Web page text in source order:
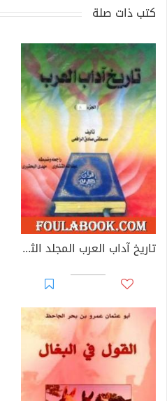
كتب ذات صلة
تاريخ آداب العرب المجلد الثاني